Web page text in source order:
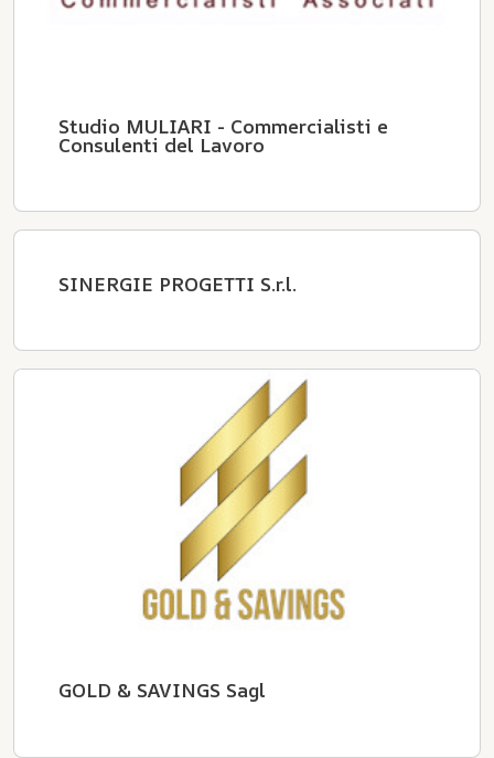
Studio MULIARI - Commercialisti e
Consulenti del Lavoro
SINERGIE PROGETTI S.r.l.
GOLD & SAVINGS Sagl